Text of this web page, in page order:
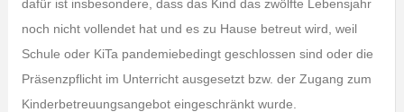
dafür ist insbesondere, dass das Kind das zwölfte Lebensjahr
noch nicht vollendet hat und es zu Hause betreut wird, weil
Schule oder KiTa pandemiebedingt geschlossen sind oder die
Präsenzpflicht im Unterricht ausgesetzt bzw. der Zugang zum
Kinderbetreuungsangebot eingeschränkt wurde.